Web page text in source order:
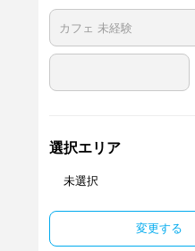
選択エリア
未選択
変更する